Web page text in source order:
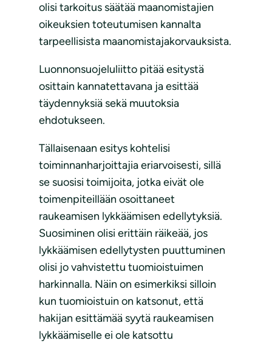
olisi tarkoitus säätää maanomistajien
oikeuksien toteutumisen kannalta
tarpeellisista maanomistajakorvauksista.
Luonnonsuojeluliitto pitää esitystä
osittain kannatettavana ja esittää
täydennyksiä sekä muutoksia
ehdotukseen.
Tällaisenaan esitys kohtelisi
toiminnanharjoittajia eriarvoisesti, sillä
se suosisi toimijoita, jotka eivät ole
toimenpiteillään osoittaneet
raukeamisen lykkäämisen edellytyksiä.
Suosiminen olisi erittäin räikeää, jos
lykkäämisen edellytysten puuttuminen
olisi jo vahvistettu tuomioistuimen
harkinnalla. Näin on esimerkiksi silloin
kun tuomioistuin on katsonut, että
hakijan esittämää syytä raukeamisen
lykkäämiselle ei ole katsottu